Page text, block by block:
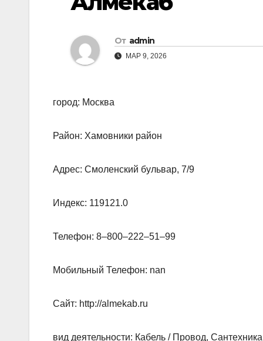
От admin
МАР 9, 2026
город: Москва
Район: Хамовники район
Адрес: Смоленский бульвар, 7/9
Индекс: 119121.0
Телефон: 8‒800‒222‒51‒99
Мобильный Телефон: nan
Сайт: http://almekab.ru
вид деятельности: Кабель / Провод,